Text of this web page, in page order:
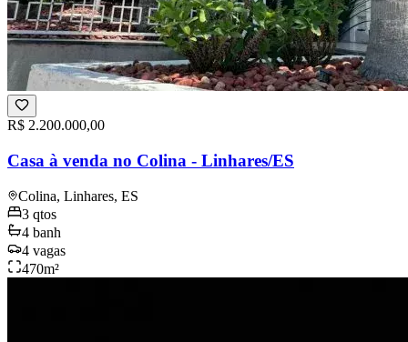
R$ 2.200.000,00
Casa à venda no Colina - Linhares/ES
Colina, Linhares, ES
3 qtos
4 banh
4 vagas
470m²